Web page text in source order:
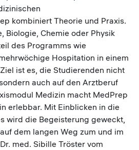
kombiniert Theorie und Praxis.
Biologie, Chemie oder Physik
des Programms wie
Hospitation in einem
ist es, die Studierenden nicht
auch auf den Arztberuf
Medizin macht MedPrep
erlebbar. Mit Einblicken in die
wird die Begeisterung geweckt,
dem langen Weg zum und im
med. Sibille Tröster vom